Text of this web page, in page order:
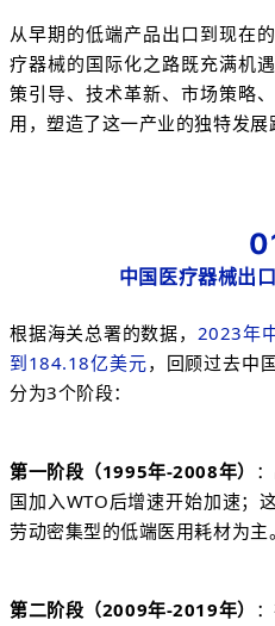
从早期的低端产品出口到现在
疗器械的国际化之路既充满机
策引导、技术革新、市场策略
用，塑造了这一产业的独特发展
中国医疗器械出
根据海关总署的数据， 2023年
到184.18亿美元，回顾过去中
分为3个阶段：
第一阶段（1995年-2008年）
国加入WTO后增速开始加速；
劳动密集型的低端医用耗材为主。
第二阶段（2009年-2019年）